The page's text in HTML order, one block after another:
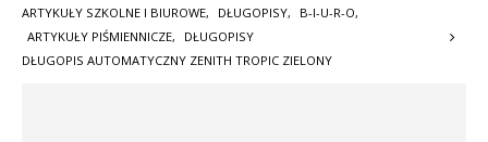
ARTYKUŁY SZKOLNE I BIUROWE, DŁUGOPISY, B-I-U-R-O,
ARTYKUŁY PIŚMIENNICZE,
DŁUGOPISY
DŁUGOPIS AUTOMATYCZNY ZENITH TROPIC ZIELONY